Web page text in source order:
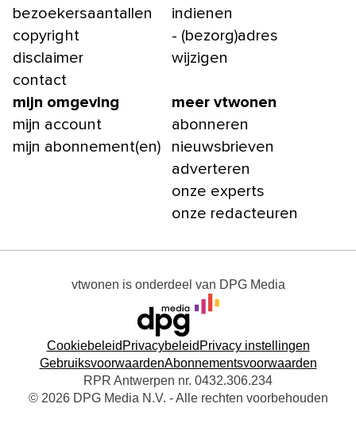
bezoekersaantallen
copyright
disclaimer
contact
indienen
- (bezorg)adres
wijzigen
mijn omgeving
mijn account
mijn abonnement(en)
meer vtwonen
abonneren
nieuwsbrieven
adverteren
onze experts
onze redacteuren
vtwonen is onderdeel van DPG Media
Cookiebeleid Privacybeleid Privacy instellingen
GebruiksvoorwaardenAbonnementsvoorwaarden
RPR Antwerpen nr. 0432.306.234
© 2026 DPG Media N.V. - Alle rechten voorbehouden